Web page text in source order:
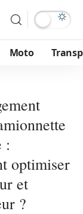
Moto
:
optimiser
et
?